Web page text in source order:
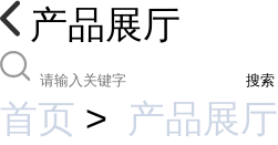
产品展厅
搜索
首页 > 产品展厅